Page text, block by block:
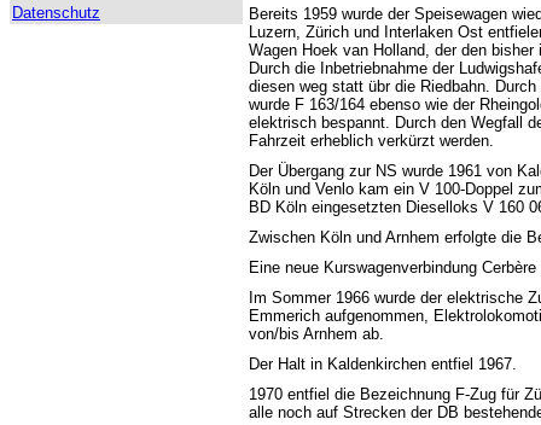
Datenschutz
Bereits 1959 wurde der Speisewagen
Luzern, Zürich und Interlaken Ost
Wagen Hoek van Holland, der den
Durch die Inbetriebnahme der
diesen weg statt übr die Riedbahn.
wurde F 163/164 ebenso wie der
elektrisch bespannt. Durch den Wegfall
Fahrzeit erheblich verkürzt werden.
Der Übergang zur NS wurde 1961 von
Köln und Venlo kam ein V 100-Doppel
BD Köln eingesetzten Dieselloks V 160
Zwischen Köln und Arnhem erfolgte die
Eine neue Kurswagenverbindung
Im Sommer 1966 wurde der elektrische
Emmerich aufgenommen,
von/bis Arnhem ab.
Der Halt in Kaldenkirchen entfiel 1967.
1970 entfiel die Bezeichnung F-Zug für
alle noch auf Strecken der DB